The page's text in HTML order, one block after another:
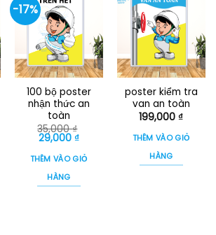
-17%
100 bộ poster
nhận thức an
toàn
35,000₫
Giá
gốc
là:
35,000 ₫.
29,000 ₫Giá
tại
là:
THÊM VÀO GIỎ
HÀNG
poster kiểm tra
van an toàn
199,000₫
THÊM VÀO GIỎ
HÀNG